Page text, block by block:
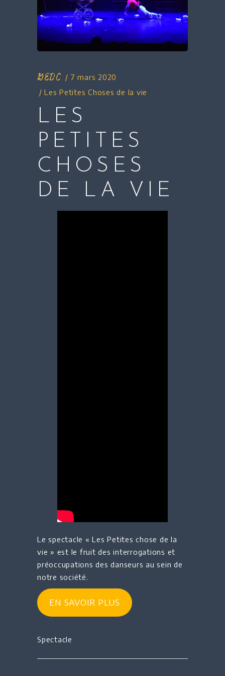
GEDC
7 mars 2020
Les Petites Choses de la vie
LES
PETITES
CHOSES
DE LA VIE
Le spectacle « Les Petites chose de la
vie » est le fruit des interrogations et
préoccupations des danseurs au sein de
notre société.
EN SAVOIR PLUS
Spectacle